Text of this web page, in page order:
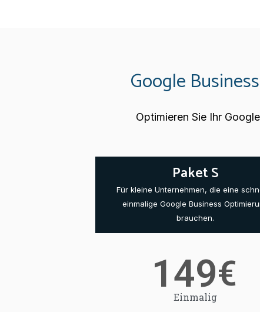
Google
Optimieren Sie Ihr
Paket S
Für kleine Unternehmen, die eine
einmalige Google Business
brauchen.
149€
Einmalig